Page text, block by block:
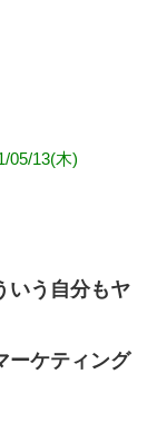
05/13(木)
いう自分もヤ
ーケティング